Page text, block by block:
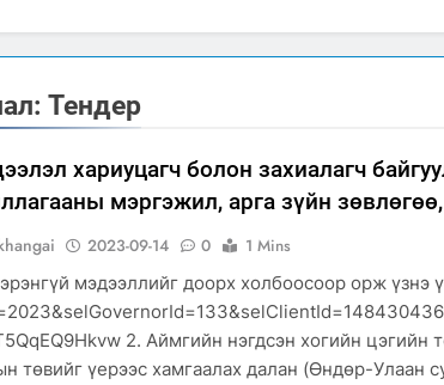
Тендер
хариуцагч болон захиалагч
мэргэжил, арга зүйн
2023-09-14 0
1 Mins
мэдээллийг доорх холбоосоор орж
2. Аймгийн нэгдсэн хогийн
төвийг үерээс хамгаалах далан (Өндөр-Улаан